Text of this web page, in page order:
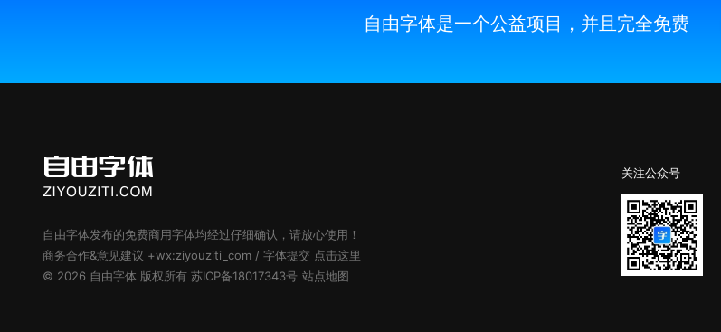
自由字体是一个公益项目，并且完全免费
自由字体发布的免费商用字体均经过仔细确认，请放心使用！
商务合作&意见建议 +wx:ziyouziti_com / 字体提交 点击这里
© 2026 自由字体 版权所有 苏ICP备18017343号 站点地图
关注公众号